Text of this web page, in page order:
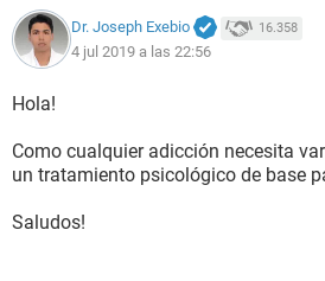
Dr. Joseph Exebio 16.358
4 jul 2019 a las 22:56
Hola!
Como cualquier adicción necesita
un tratamiento psicológico de base
Saludos!